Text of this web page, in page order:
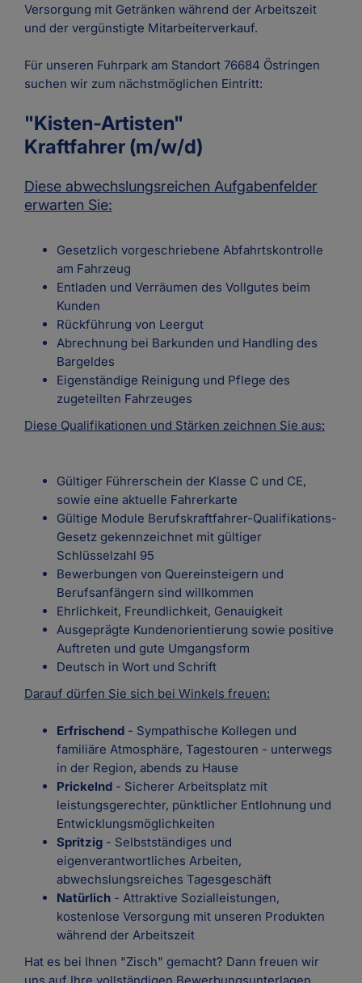
Versorgung mit Getränken während der Arbeitszeit
und der vergünstigte Mitarbeiterverkauf.
Für unseren Fuhrpark am Standort 76684 Östringen
suchen wir zum nächstmöglichen Eintritt:
"Kisten-Artisten"
Kraftfahrer (m/w/d)
Diese abwechslungsreichen Aufgabenfelder
erwarten Sie:
Gesetzlich vor­ge­schrie­be­ne Ab­fahrts­kon­trol­le
am Fahr­zeug
Ent­la­den und Verräumen des Vollgutes beim
Kun­den
Rückführung von Leergut
Abrechnung bei Barkunden und Handling des
Bargeldes
Eigenständige Reinigung und Pflege des
zugeteilten Fahrzeuges
Diese Qualifikationen und Stärken zeichnen Sie aus:
Gültiger Führerschein der Klasse C und CE,
sowie eine aktuelle Fahrerkarte
Gültige Module Berufskraftfahrer-Qualifikations-
Gesetz gekennzeichnet mit gültiger
Schlüsselzahl 95
Bewerbungen von Quereinsteigern und
Berufsanfängern sind willkommen
Ehrlichkeit, Freundlichkeit, Genauigkeit
Ausgeprägte Kundenorientierung sowie positive
Auftreten und gute Umgangsform
Deutsch in Wort und Schrift
Darauf dürfen Sie sich bei Winkels freuen:
Erfrischend - Sympathische Kollegen und
familiäre Atmosphäre, Tagestouren - unterwegs
in der Region, abends zu Hause
Prickelnd - Sicherer Arbeitsplatz mit
leistungsgerechter, pünktlicher Entlohnung und
Entwicklungsmöglichkeiten
Spritzig - Selbstständiges und
eigenverantwortliches Arbeiten,
abwechslungsreiches Tagesgeschäft
Natürlich - Attraktive Sozialleistungen,
kostenlose Versorgung mit unseren Produkten
während der Arbeitszeit
Hat es bei Ihnen "Zisch" gemacht? Dann freuen wir